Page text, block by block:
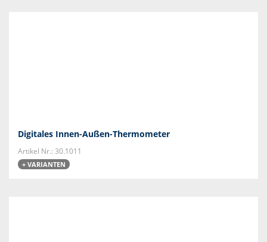
Digitales Innen-Außen-Thermometer
Artikel Nr.: 30.1011
+ VARIANTEN